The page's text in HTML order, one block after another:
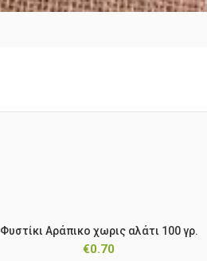
Φυστίκι Αράπικο χωρις αλάτι 100 γρ.
€0.70